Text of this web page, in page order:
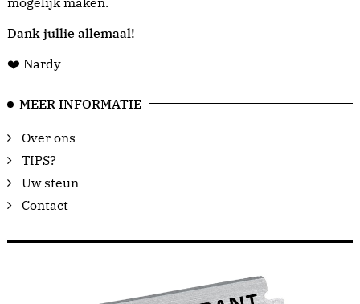
Dank jullie allemaal!
❤️ Nardy
MEER INFORMATIE
Over ons
TIPS?
Uw steun
Contact